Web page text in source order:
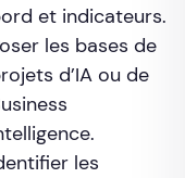
et indicateurs.
les bases de
d’IA ou de
les